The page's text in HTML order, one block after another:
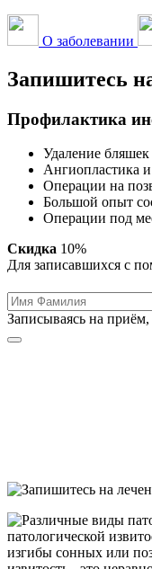
О заболевании
Запишитесь
Профилактика
Удаление
Ангиопластика
Операции на
Большой опыт
Операции под
Скидка 10%
Для записавшихся с
Записываясь на приём,
патологической
изгибы сонных или